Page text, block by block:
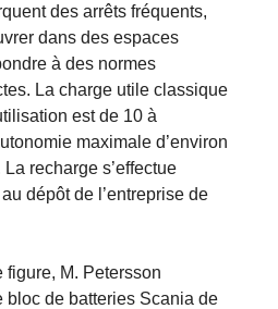
des arrêts fréquents,
dans des espaces
à des normes
La charge utile classique
est de 10 à
maximale d’environ
recharge s’effectue
dépôt de l’entreprise de
figure, M. Petersson
bloc de batteries Scania de